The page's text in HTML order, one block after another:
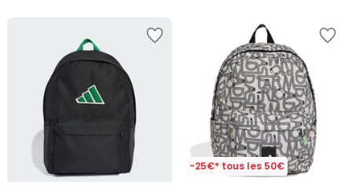
-25€* tous les 50€